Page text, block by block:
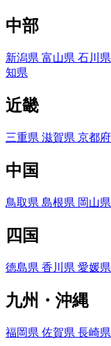
中部
新潟県 富山県 石川県
知県
近畿
三重県 滋賀県 京都府
中国
鳥取県 島根県 岡山県
四国
徳島県 香川県 愛媛県
九州・沖縄
福岡県 佐賀県 長崎県